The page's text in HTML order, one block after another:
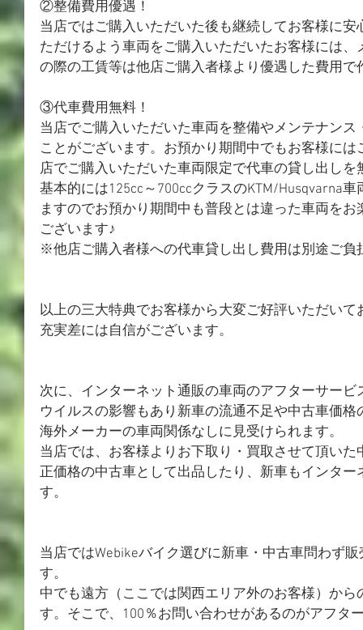
②整備費用優遇！
当店ではご購入いただいた後も継続してお客様に
ただけるよう車両をご購入いただいたお客様には
の際の工賃等は他店ご購入者様より優遇した費用
③代車費用無料！
当店でご購入いただいた車両を整備やメンテナン
ことがございます。お預かり期間中でもお客様に
店でご購入いただいた車両限定で代車の貸し出しを
基本的には125cc～700ccクラスのKTM/Husqvarna
ますのでお預かり期間中も普段とは違った車両を
ございます♪
※他店ご購入者様への代車貸し出し費用は別途ご負
以上の三大特典でお客様から大変ご好評いただい
充実差には自信がございます。
次に、インターネット通販の車両のアフターサー
ウイルスの影響もあり新車の流通不足や中古車価
海外メーカーの車両関係なしに見受けられます。
当店では、お客様よりお下取り・買取させて頂い
正価格の中古車として出品したり、新車もインタ
す。
当店ではWebikeバイク選びに新車・中古車問わず
す。
中でも遠方（ここでは関西エリア外のお客様）か
す。そこで、100％お問い合わせがあるのがアフタ